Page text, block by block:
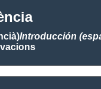
Introducción